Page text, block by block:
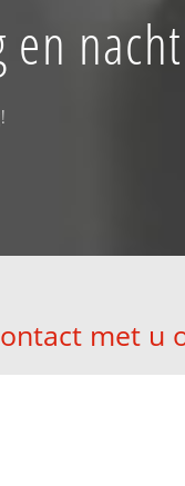
en
met u